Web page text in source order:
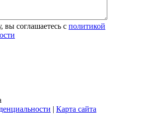
вы соглашаетесь с политикой
| Карта сайта